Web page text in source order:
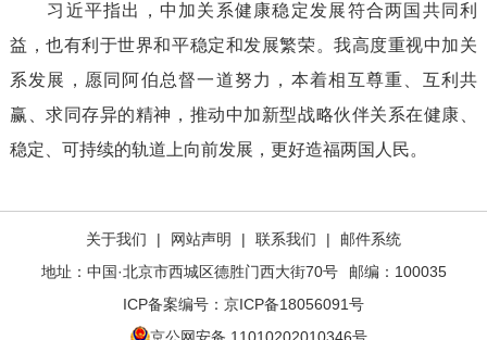
习近平指出，中加关系健康稳定发展符合两国共同利
益，也有利于世界和平稳定和发展繁荣。我高度重视中加关
系发展，愿同阿伯总督一道努力，本着相互尊重、互利共
赢、求同存异的精神，推动中加新型战略伙伴关系在健康、
稳定、可持续的轨道上向前发展，更好造福两国人民。
关于我们 | 网站声明 | 联系我们 |
邮件系统
地址：中国·北京市西城区德胜门西大街70号
邮编：100035
ICP备案编号： 京ICP备18056091号